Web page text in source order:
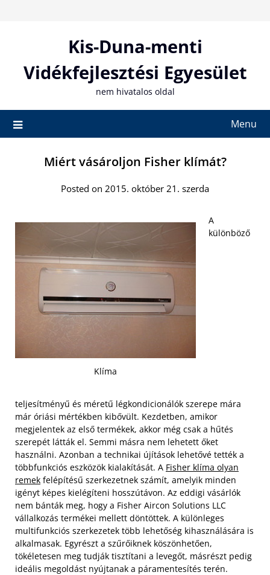
Kis-Duna-menti
Vidékfejlesztési Egyesület
nem hivatalos oldal
Menu
Miért vásároljon Fisher klímát?
Posted on 2015. október 21. szerda
Klíma
A
különböző
teljesítményű és méretű légkondicionálók szerepe mára
már óriási mértékben kibővült. Kezdetben, amikor
megjelentek az első termékek, akkor még csak a hűtés
szerepét látták el. Semmi másra nem lehetett őket
használni. Azonban a technikai újítások lehetővé tették a
többfunkciós eszközök kialakítását. A Fisher klíma olyan
remek felépítésű szerkezetnek számít, amelyik minden
igényt képes kielégíteni hosszútávon. Az eddigi vásárlók
nem bánták meg, hogy a Fisher Aircon Solutions LLC
vállalkozás termékei mellett döntöttek. A különleges
multifunkciós szerkezetek több lehetőség kihasználására is
alkalmasak. Egyrészt a szűrőiknek köszönhetően,
tökéletesen meg tudják tisztítani a levegőt, másrészt pedig
ideális megoldást nyújtanak a páramentesítés terén.